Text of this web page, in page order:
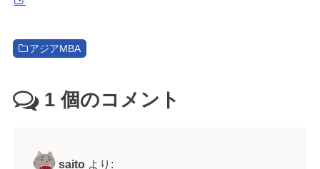
アジアMBA
1 個のコメント
saito より: